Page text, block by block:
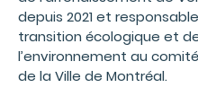
depuis 2021 et
transition écologique et
l’environnement au
de la Ville de Montréal.